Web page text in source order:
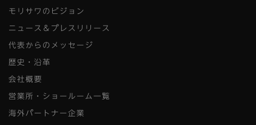
モリサワのビジョン
ニュース＆プレスリリース
代表からのメッセージ
歴史・沿革
会社概要
営業所・ショールーム一覧
海外パートナー企業